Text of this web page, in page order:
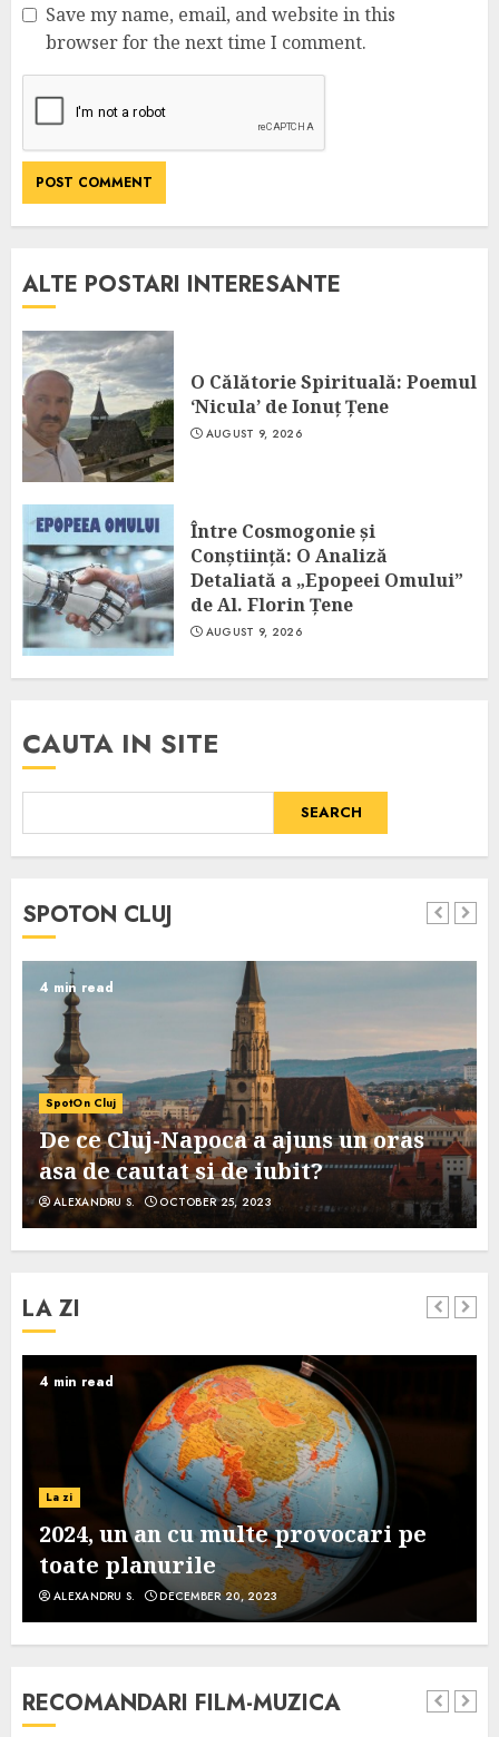
Save my name, email, and website in this
browser for the next time I comment.
ALTE POSTARI INTERESANTE
O Călătorie Spirituală: Poemul
‘Nicula’ de Ionuț Țene
AUGUST 9, 2026
Între Cosmogonie și
Conștiință: O Analiză
Detaliată a „Epopeei Omului”
de Al. Florin Țene
AUGUST 9, 2026
CAUTA IN SITE
SEARCH
SPOTON CLUJ
4 min read
SpotOn Cluj
De ce Cluj-Napoca a ajuns un oras
asa de cautat si de iubit?
ALEXANDRU S. OCTOBER 25, 2023
LA ZI
4 min read
La zi
2024, un an cu multe provocari pe
toate planurile
ALEXANDRU S. DECEMBER 20, 2023
RECOMANDARI FILM-MUZICA